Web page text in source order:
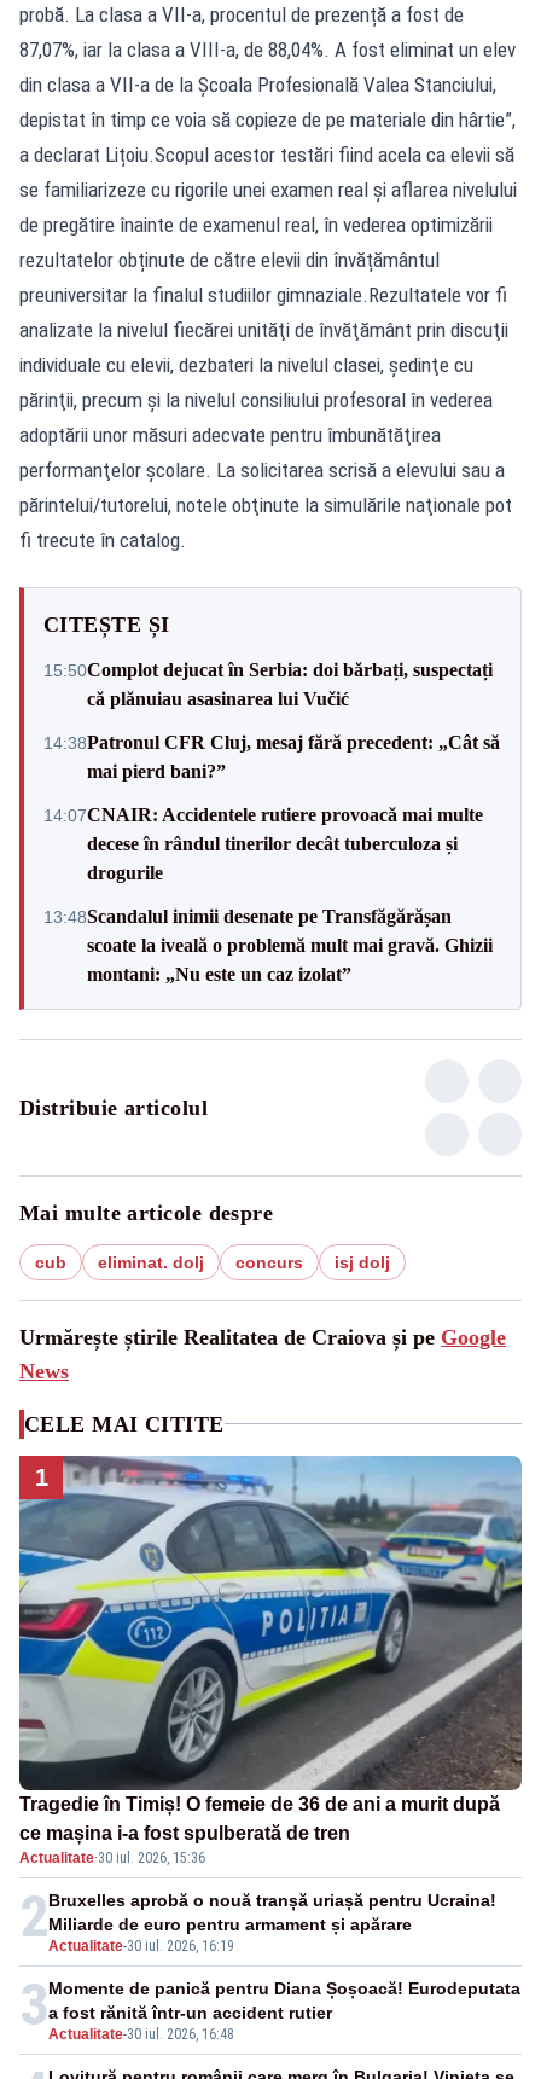
probă. La clasa a VII-a, procentul de prezență a fost de
87,07%, iar la clasa a VIII-a, de 88,04%. A fost eliminat un elev
din clasa a VII-a de la Școala Profesională Valea Stanciului,
depistat în timp ce voia să copieze de pe materiale din hârtie”,
a declarat Lițoiu.Scopul acestor testări fiind acela ca elevii să
se familiarizeze cu rigorile unei examen real și aflarea nivelului
de pregătire înainte de examenul real, în vederea optimizării
rezultatelor obținute de către elevii din învățământul
preuniversitar la finalul studiilor gimnaziale.Rezultatele vor fi
analizate la nivelul fiecărei unităţi de învăţământ prin discuţii
individuale cu elevii, dezbateri la nivelul clasei, şedinţe cu
părinţii, precum şi la nivelul consiliului profesoral în vederea
adoptării unor măsuri adecvate pentru îmbunătăţirea
performanţelor şcolare. La solicitarea scrisă a elevului sau a
părintelui/tutorelui, notele obţinute la simulările naţionale pot
fi trecute în catalog.
CITEȘTE ȘI
15:50Complot dejucat în Serbia: doi bărbați, suspectați
că plănuiau asasinarea lui Vučić
14:38Patronul CFR Cluj, mesaj fără precedent: „Cât să
mai pierd bani?”
14:07CNAIR: Accidentele rutiere provoacă mai multe
decese în rândul tinerilor decât tuberculoza și
drogurile
13:48Scandalul inimii desenate pe Transfăgărășan
scoate la iveală o problemă mult mai gravă. Ghizii
montani: „Nu este un caz izolat”
Distribuie articolul
Mai multe articole despre
cub eliminat. dolj concurs isj dolj
Urmărește știrile Realitatea de Craiova și pe Google
News
CELE MAI CITITE
1
Tragedie în Timiș! O femeie de 36 de ani a murit după
ce mașina i-a fost spulberată de tren
Actualitate·30 iul. 2026, 15:36
2Actualitate-30 iul. 2026, 16:19
Bruxelles aprobă o nouă tranșă uriașă pentru Ucraina!
Miliarde de euro pentru armament și apărare
3Actualitate-30 iul. 2026, 16:48
Momente de panică pentru Diana Șoșoacă! Eurodeputata
a fost rănită într-un accident rutier